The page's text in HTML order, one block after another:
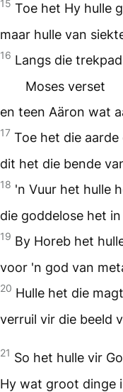
15 Toe het Hy hulle
maar hulle van
16 Langs die
Moses verset
en teen Aäron wat
17 Toe het die
dit het die bende
18 'n Vuur het hulle
die goddelose het
19 By Horeb het
voor 'n god van
20 Hulle het die
verruil vir die beeld
21 So het hulle vir
Hy wat groot dinge